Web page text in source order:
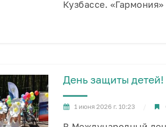
Кузбассе.
День защиты детей!
1 июня 2026 г. 10:23